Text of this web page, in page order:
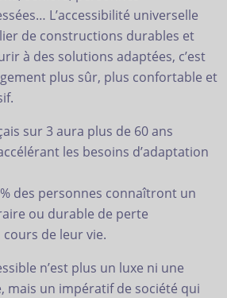
L’accessibilité universelle
de constructions durables et
à des solutions adaptées, c’est
plus sûr, plus confortable et
sur 3 aura plus de 60 ans
les besoins d’adaptation
% des personnes connaîtront un
ou durable de perte
cours de leur vie.
n’est plus un luxe ni une
mais un impératif de société qui